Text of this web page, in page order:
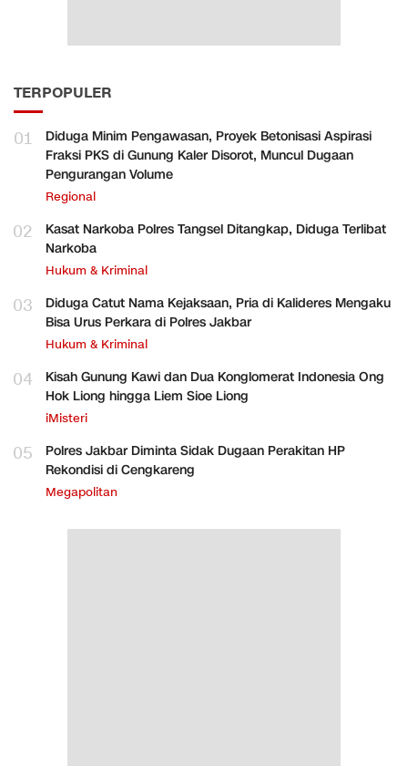
TERPOPULER
01
Diduga Minim Pengawasan, Proyek Betonisasi Aspirasi
Fraksi PKS di Gunung Kaler Disorot, Muncul Dugaan
Pengurangan Volume
Regional
02
Kasat Narkoba Polres Tangsel Ditangkap, Diduga Terlibat
Narkoba
Hukum & Kriminal
03
Diduga Catut Nama Kejaksaan, Pria di Kalideres Mengaku
Bisa Urus Perkara di Polres Jakbar
Hukum & Kriminal
04
Kisah Gunung Kawi dan Dua Konglomerat Indonesia Ong
Hok Liong hingga Liem Sioe Liong
iMisteri
05
Polres Jakbar Diminta Sidak Dugaan Perakitan HP
Rekondisi di Cengkareng
Megapolitan